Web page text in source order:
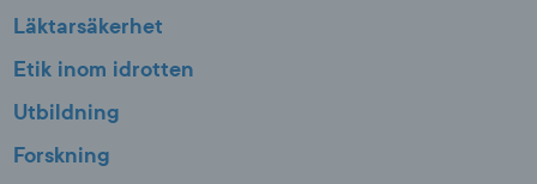
Läktarsäkerhet
Etik inom idrotten
Utbildning
Forskning